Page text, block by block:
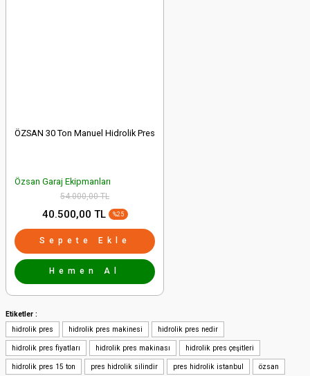
ÖZSAN 30 Ton Manuel Hidrolik Pres
Özsan Garaj Ekipmanları
54.000,00 TL
40.500,00 TL %25
Sepete Ekle
Hemen Al
Etiketler :
hidrolik pres
hidrolik pres makinesi hidrolik pres nedir
hidrolik pres fiyatları hidrolik pres makinası hidrolik pres çeşitleri
hidrolik pres 15 ton pres hidrolik silindir pres hidrolik istanbul özsan